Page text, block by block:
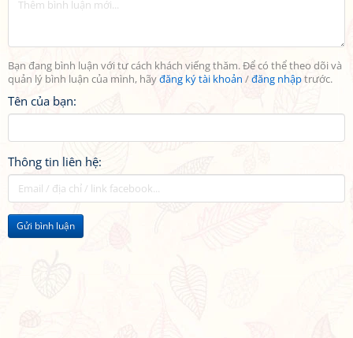
Bạn đang bình luận với tư cách khách viếng thăm. Để có thể theo dõi và
quản lý bình luận của mình, hãyđăng ký tài khoản /đăng nhậptrước.
Tên của bạn:
Thông tin liên hệ:
Gửi bình luận